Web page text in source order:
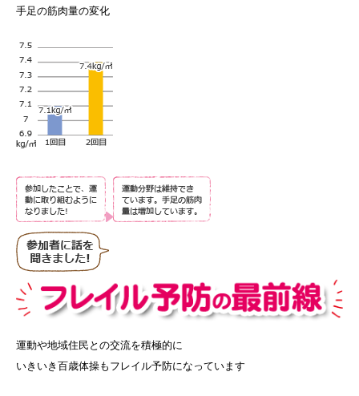
手足の筋肉量の変化
運動や地域住民との交流を積極的に
いきいき百歳体操もフレイル予防になっています